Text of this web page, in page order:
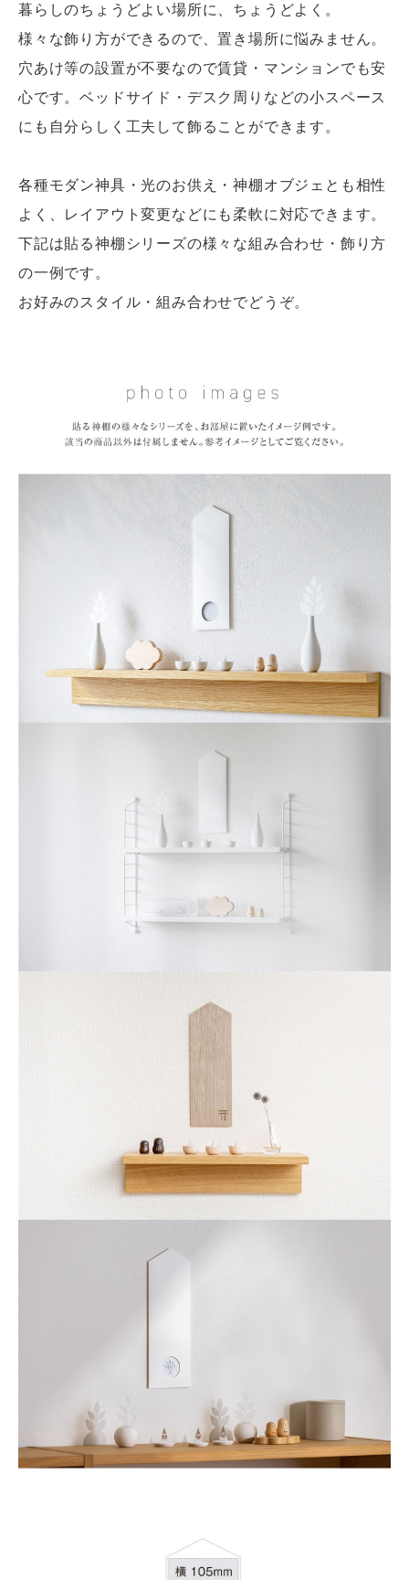
暮らしのちょうどよい場所に、ちょうどよく。
様々な飾り方ができるので、置き場所に悩みません。
穴あけ等の設置が不要なので賃貸・マンションでも安
心です。ベッドサイド・デスク周りなどの小スペース
にも自分らしく工夫して飾ることができます。
各種モダン神具・光のお供え・神棚オブジェとも相性
よく、レイアウト変更などにも柔軟に対応できます。
下記は貼る神棚シリーズの様々な組み合わせ・飾り方
の一例です。
お好みのスタイル・組み合わせでどうぞ。